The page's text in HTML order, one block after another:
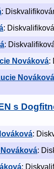
:
:
:
Nováková:
Nováková
s
:
:
: